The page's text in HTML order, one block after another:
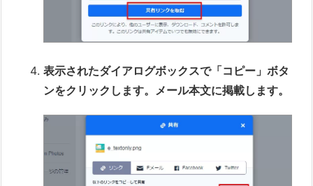
表示されたダイアログボックスで「コピー」ボタ
ンをクリックします。メール本文に掲載します。